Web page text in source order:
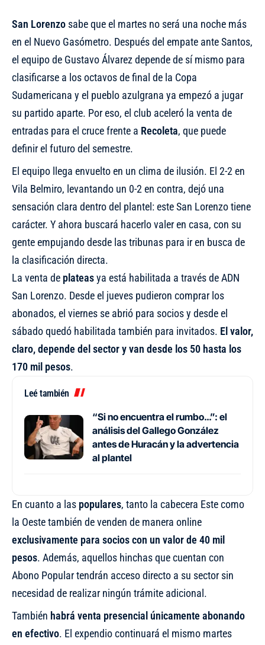
San Lorenzo sabe que el martes no será una noche más
en el Nuevo Gasómetro. Después del empate ante Santos,
el equipo de Gustavo Álvarez depende de sí mismo para
clasificarse a los octavos de final de la Copa
Sudamericana y el pueblo azulgrana ya empezó a jugar
su partido aparte. Por eso, el club aceleró la venta de
entradas para el cruce frente a Recoleta, que puede
definir el futuro del semestre.
El equipo llega envuelto en un clima de ilusión. El 2-2 en
Vila Belmiro, levantando un 0-2 en contra, dejó una
sensación clara dentro del plantel: este San Lorenzo tiene
carácter. Y ahora buscará hacerlo valer en casa, con su
gente empujando desde las tribunas para ir en busca de
la clasificación directa.
La venta de plateasya está habilitada a través deADN
San Lorenzo. Desde el jueves pudieron comprar los
abonados, el viernes se abrió para socios y desde el
sábado quedó habilitada también para invitados. El valor,
claro,depende del sector y van desde los 50 hasta los
170 mil pesos.
Leé también
“Si no encuentra el rumbo…”: el
análisis del Gallego González
antes de Huracán y la advertencia
al plantel
En cuanto a las populares, tanto la cabecera Este como
la Oeste también de venden de manera online
exclusivamente para socios con un valor de 40 mil
pesos. Además, aquellos hinchas que cuentan con
Abono Popular tendrán acceso directo a su sector sin
necesidad de realizar ningún trámite adicional.
También habrá venta presencial únicamente abonando
en efectivo. El expendio continuará el mismo martes